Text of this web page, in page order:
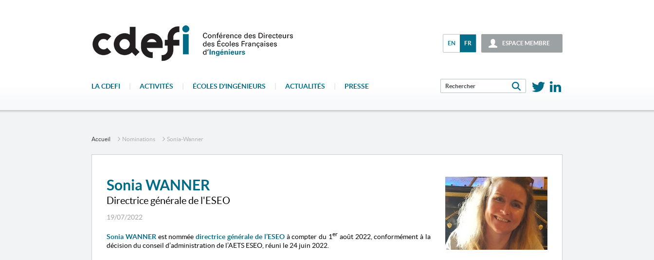
ESPACE MEMBRE
EN FR
LA CDEFI ACTIVITÉS ÉCOLES D'INGÉNIEURS ACTUALITÉS PRESSE
Accueil Nominations Sonia-Wanner
Sonia WANNER
Directrice générale de l'ESEO
19/07/2022
Sonia WANNER est nomméedirectrice générale de l’ESEOà compter du 1er août 2022, conformément à la
décision du conseil d’administration de l’AETS ESEO, réuni le 24 juin 2022.